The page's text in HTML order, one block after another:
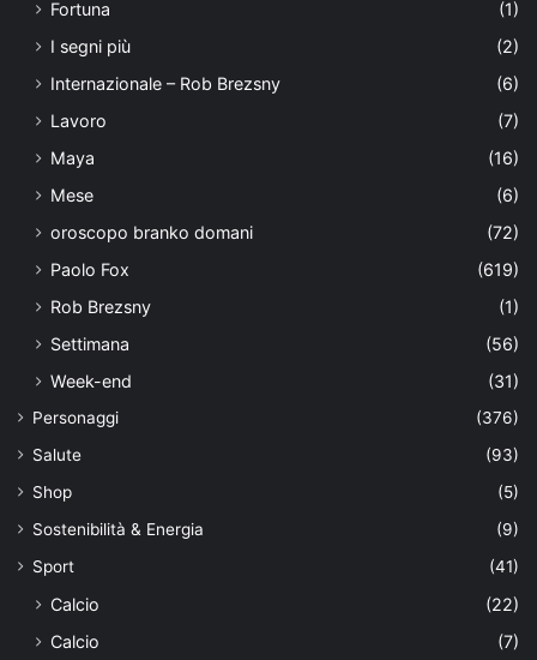
Fortuna
(1)
I segni più
(2)
Internazionale – Rob Brezsny
(6)
Lavoro
(7)
Maya
(16)
Mese
(6)
oroscopo branko domani
(72)
Paolo Fox
(619)
Rob Brezsny
(1)
Settimana
(56)
Week-end
(31)
Personaggi
(376)
Salute
(93)
Shop
(5)
Sostenibilità & Energia
(9)
Sport
(41)
Calcio
(22)
Calcio
(7)